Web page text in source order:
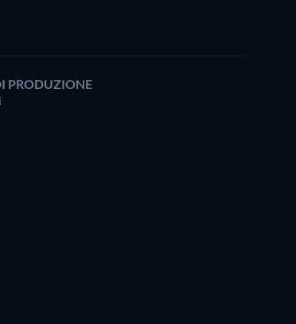
PRODUZIONE